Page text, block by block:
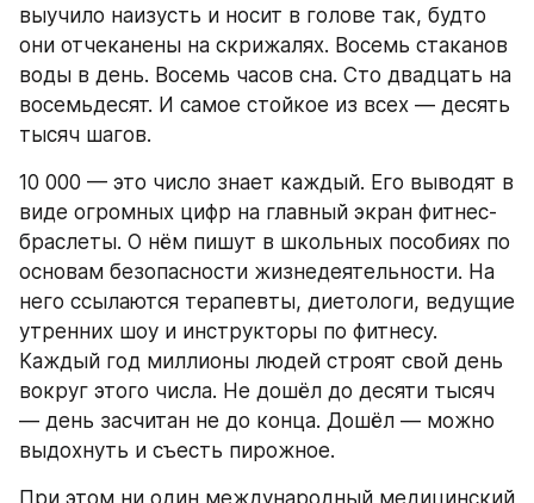
выучило наизусть и носит в голове так, будто
они отчеканены на скрижалях. Восемь стаканов
воды в день. Восемь часов сна. Сто двадцать на
восемьдесят. И самое стойкое из всех — десять
тысяч шагов.
10 000 — это число знает каждый. Его выводят в
виде огромных цифр на главный экран фитнес-
браслеты. О нём пишут в школьных пособиях по
основам безопасности жизнедеятельности. На
него ссылаются терапевты, диетологи, ведущие
утренних шоу и инструкторы по фитнесу.
Каждый год миллионы людей строят свой день
вокруг этого числа. Не дошёл до десяти тысяч
— день засчитан не до конца. Дошёл — можно
выдохнуть и съесть пирожное.